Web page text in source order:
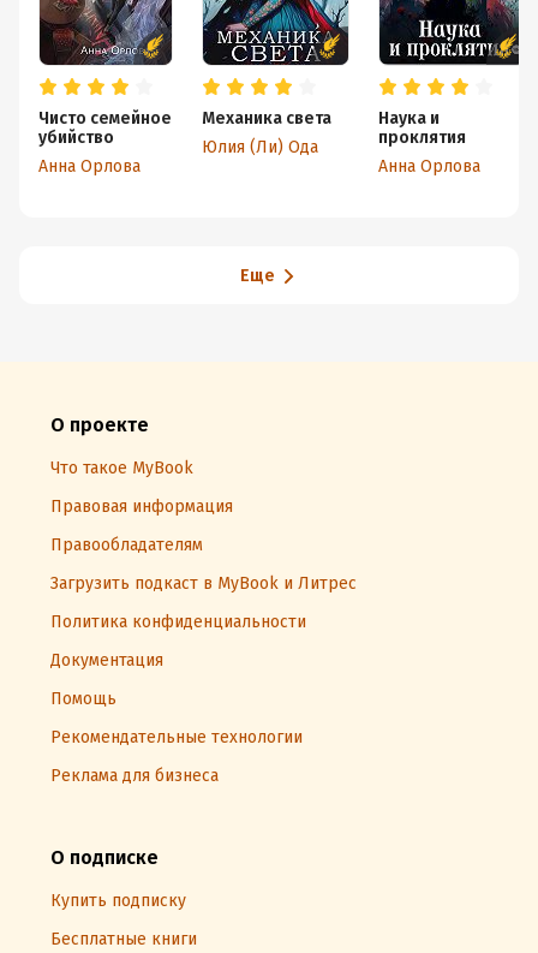
Чисто семейное
убийство
Анна Орлова
Механика света
Юлия (Ли) Ода
Наука и
проклятия
Анна Орлова
Еще
О проекте
Что такое MyBook
Правовая информация
Правообладателям
Загрузить подкаст в MyBook и Литрес
Политика конфиденциальности
Документация
Помощь
Рекомендательные технологии
Реклама для бизнеса
О подписке
Купить подписку
Бесплатные книги